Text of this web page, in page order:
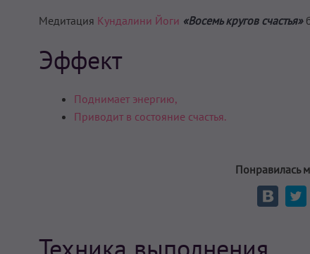
Медитация Кундалини Йоги «Восемь кругов счастья»
Эффект
Поднимает энергию,
Приводит в состояние счастья.
Понравилась